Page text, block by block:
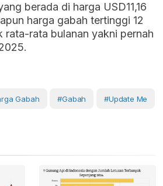
berada di harga USD11,16
harga gabah tertinggi 12
rata-rata bulanan yakni pernah
Gabah #gabah #Update Me